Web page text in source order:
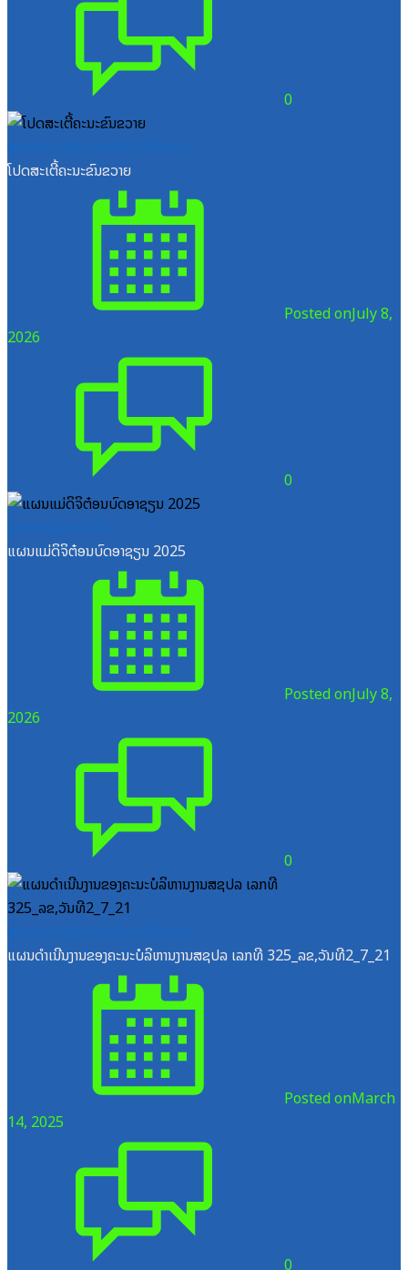
0
ໂປດສະເຕີ້ຄະນະຂົນຂວາຍ
Posted onJuly 8,
2026
0
ແຜນແມ່ດິຈິຕ໋ອນບົດອາຊຽນ 2025
Posted onJuly 8,
2026
0
ແຜນດຳເນີນງານຂອງຄະນະບໍລິຫານງານສຊປລ ເລກທີ 325_ລຂ,ວັນທີ2_7_21
Posted onMarch
14, 2025
0